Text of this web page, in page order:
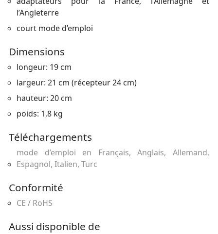
l’Angleterre
court mode d’emploi
Dimensions
longeur: 19 cm
largeur: 21 cm (récepteur 24 cm)
hauteur: 20 cm
poids: 1,8 kg
Téléchargements
mode d’emploi en Français, Anglais, Allemand,
Espagnol, Italien, Turc
Conformité
CE / RoHS
Aussi disponible de